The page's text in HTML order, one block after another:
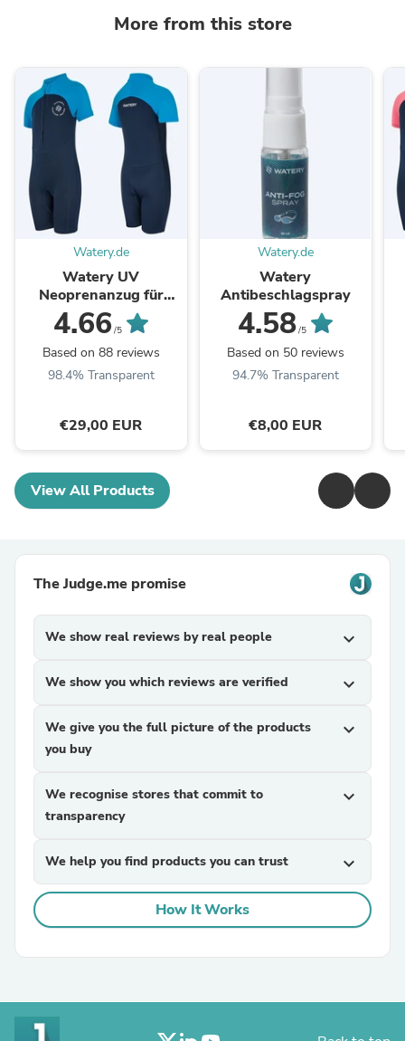
More from this store
Watery.de
Watery UV
Neoprenanzug für
Kinder - Calypso
Shorty - Donkerblau
4.66 /5
Based on 88 reviews
98.4% Transparent
€29,00 EUR
Watery.de
Watery
Antibeschlagspray
4.58/5
Based on 50 reviews
94.7% Transparent
€8,00 EUR
View All Products
The Judge.me promise
We show real reviews by real people expand_more
We show you which reviews are verified expand_more
We give you the full picture of the products
you buy
expand_more
We recognise stores that commit to
transparency
expand_more
We help you find products you can trust expand_more
How It Works